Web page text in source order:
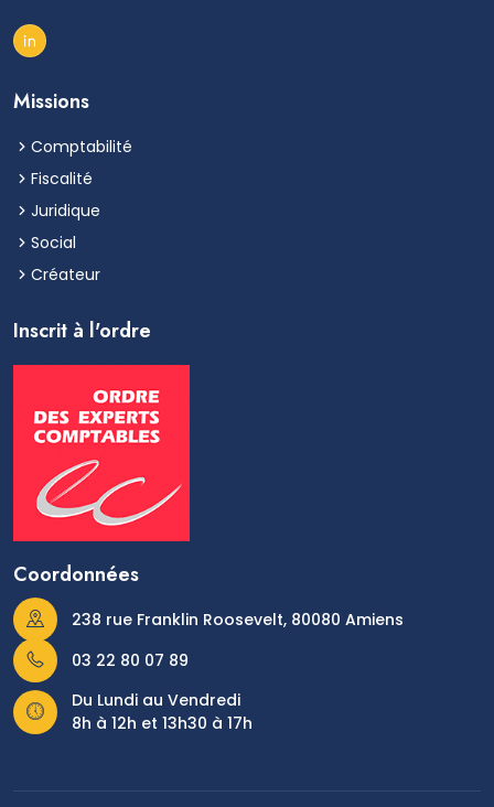
Missions
Comptabilité
Fiscalité
Juridique
Social
Créateur
Inscrit à l'ordre
Coordonnées
238 rue Franklin Roosevelt, 80080 Amiens
03 22 80 07 89
Du Lundi au Vendredi
8h à 12h et 13h30 à 17h